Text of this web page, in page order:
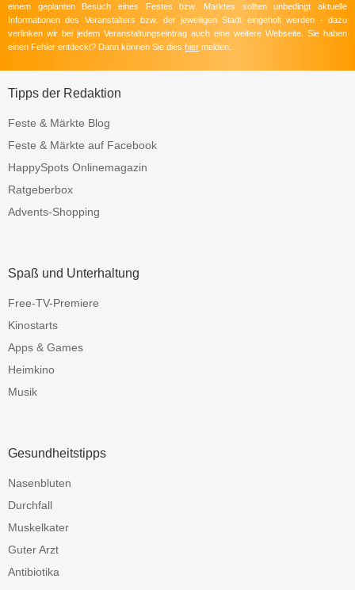
einem geplanten Besuch eines Festes bzw. Marktes sollten unbedingt aktuelle
Informationen des Veranstalters bzw. der jeweiligen Stadt eingeholt werden - dazu
verlinken wir bei jedem Veranstaltungseintrag auch eine weitere Webseite. Sie haben
einen Fehler entdeckt? Dann können Sie dies hier melden.
Tipps der Redaktion
Feste & Märkte Blog
Feste & Märkte auf Facebook
HappySpots Onlinemagazin
Ratgeberbox
Advents-Shopping
Spaß und Unterhaltung
Free-TV-Premiere
Kinostarts
Apps & Games
Heimkino
Musik
Gesundheitstipps
Nasenbluten
Durchfall
Muskelkater
Guter Arzt
Antibiotika